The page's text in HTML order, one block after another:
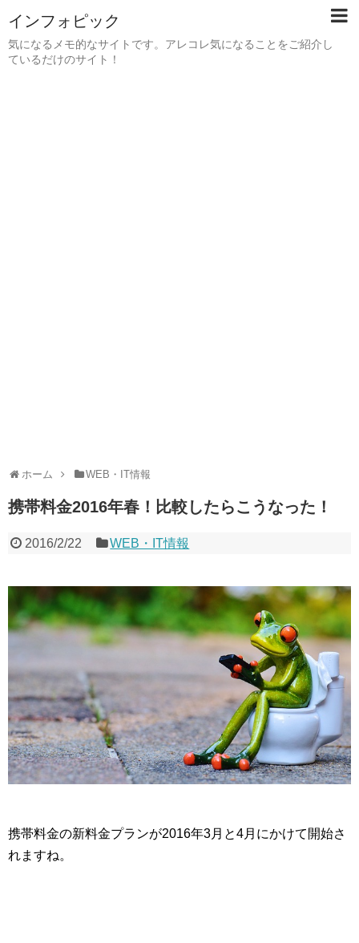
インフォピック
気になるメモ的なサイトです。アレコレ気になることをご紹介し
ているだけのサイト！
ホーム WEB・IT情報
携帯料金2016年春！比較したらこうなった！
2016/2/22 WEB・IT情報
携帯料金の新料金プランが2016年3月と4月にかけて開始さ
れますね。